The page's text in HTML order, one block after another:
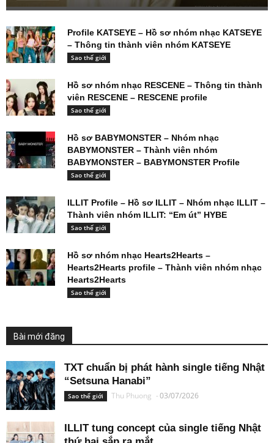
Profile KATSEYE – Hồ sơ nhóm nhạc KATSEYE
– Thông tin thành viên nhóm KATSEYE
Sao thế giới
Hồ sơ nhóm nhạc RESCENE – Thông tin thành
viên RESCENE – RESCENE profile
Sao thế giới
Hồ sơ BABYMONSTER – Nhóm nhạc
BABYMONSTER – Thành viên nhóm
BABYMONSTER – BABYMONSTER Profile
Sao thế giới
ILLIT Profile – Hồ sơ ILLIT – Nhóm nhạc ILLIT –
Thành viên nhóm ILLIT: “Em út” HYBE
Sao thế giới
Hồ sơ nhóm nhạc Hearts2Hearts –
Hearts2Hearts profile – Thành viên nhóm nhạc
Hearts2Hearts
Sao thế giới
Bài mới đăng
TXT chuẩn bị phát hành single tiếng Nhật
“Setsuna Hanabi”
Sao thế giới Thu Phuong -03/07/2026
ILLIT tung concept của single tiếng Nhật